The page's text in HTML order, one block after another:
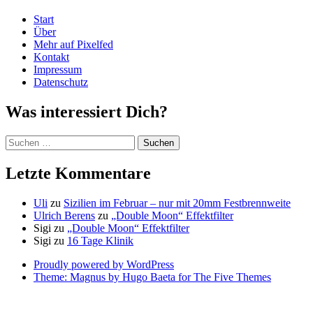
Start
Über
Mehr auf Pixelfed
Kontakt
Impressum
Datenschutz
Was interessiert Dich?
Suchen
nach:
Letzte Kommentare
Uli zu Sizilien im Februar – nur mit 20mm Festbrennweite
Ulrich Berens zu „Double Moon“ Effektfilter
Sigi zu „Double Moon“ Effektfilter
Sigi zu 16 Tage Klinik
Proudly powered by WordPress
Theme: Magnus by Hugo Baeta for The Five Themes